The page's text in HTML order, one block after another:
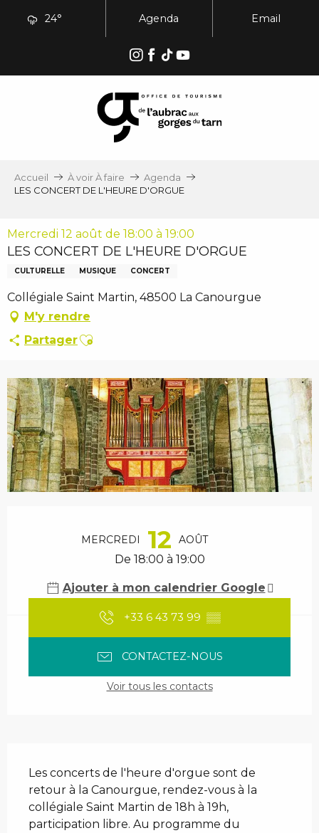
24° Agenda Email
Accueil À voir À faire
Agenda
LES CONCERT DE L'HEURE D'ORGUE
Mercredi 12 août de 18:00 à 19:00
LES CONCERT DE L'HEURE D'ORGUE
CULTURELLE MUSIQUE CONCERT
Collégiale Saint Martin, 48500 La Canourgue
M'y rendre
PartagerAjouter aux favoris
MERCREDI 12 AOÛT
De 18:00 à 19:00
Ajouter à mon calendrier Google
+33 6 43 73 99 ▒▒
CONTACTEZ-NOUS
Voir tous les contacts
Les concerts de l'heure d'orgue sont de
retour à la Canourgue, rendez-vous à la
collégiale Saint Martin de 18h à 19h,
participation libre. Au programme du